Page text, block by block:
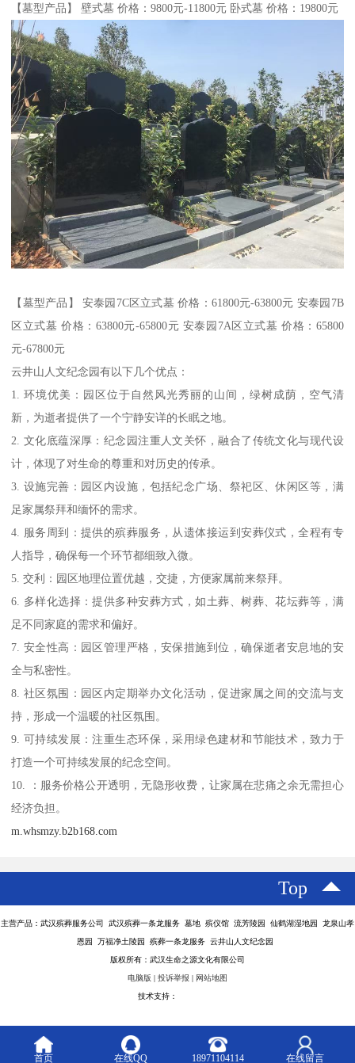
【墓型产品】 壁式墓 价格：9800元-11800元 卧式墓 价格：19800元
【墓型产品】 安泰园7C区立式墓 价格：61800元-63800元 安泰园7B
区立式墓 价格：63800元-65800元 安泰园7A区立式墓 价格：65800
元-67800元
云井山人文纪念园有以下几个优点：
1. 环境优美：园区位于自然风光秀丽的山间，绿树成荫，空气清
新，为逝者提供了一个宁静安详的长眠之地。
2. 文化底蕴深厚：纪念园注重人文关怀，融合了传统文化与现代设
计，体现了对生命的尊重和对历史的传承。
3. 设施完善：园区内设施，包括纪念广场、祭祀区、休闲区等，满
足家属祭拜和缅怀的需求。
4. 服务周到：提供的殡葬服务，从遗体接运到安葬仪式，全程有专
人指导，确保每一个环节都细致入微。
5. 交利：园区地理位置优越，交捷，方便家属前来祭拜。
6. 多样化选择：提供多种安葬方式，如土葬、树葬、花坛葬等，满
足不同家庭的需求和偏好。
7. 安全性高：园区管理严格，安保措施到位，确保逝者安息地的安
全与私密性。
8. 社区氛围：园区内定期举办文化活动，促进家属之间的交流与支
持，形成一个温暖的社区氛围。
9. 可持续发展：注重生态环保，采用绿色建材和节能技术，致力于
打造一个可持续发展的纪念空间。
10. ：服务价格公开透明，无隐形收费，让家属在悲痛之余无需担心
经济负担。
m.whsmzy.b2b168.com
Top
主营产品：武汉殡葬服务公司 武汉殡葬一条龙服务 墓地 殡仪馆 流芳陵园 仙鹤湖湿地园 龙泉山孝
恩园 万福净土陵园 殡葬一条龙服务 云井山人文纪念园
版权所有：武汉生命之源文化有限公司
电脑版 投诉举报 网站地图
技术支持：
首页 在线QQ 18971104114 在线留言